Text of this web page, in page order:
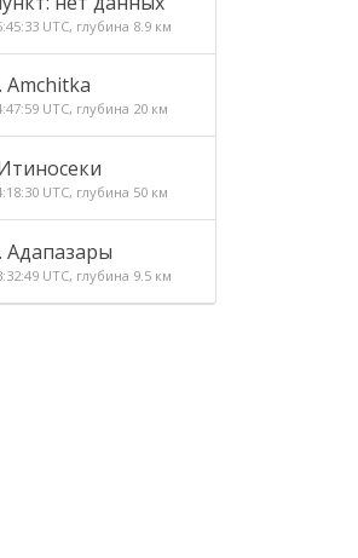
UTC, глубина 8.9 км
Amchitka
UTC, глубина 20 км
UTC, глубина 50 км
Адапазары
UTC, глубина 9.5 км